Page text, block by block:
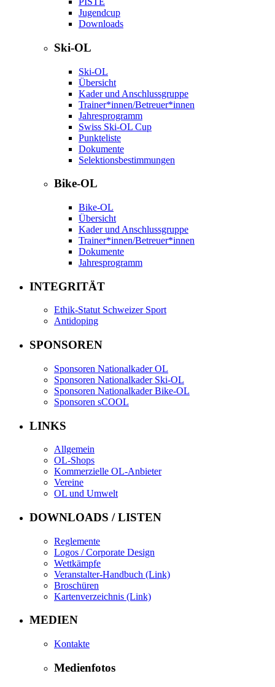
Jugendcup
Downloads
Ski-OL
Ski-OL
Übersicht
Kader und Anschlussgruppe
Trainer*innen/Betreuer*innen
Jahresprogramm
Swiss Ski-OL Cup
Punkteliste
Dokumente
Selektionsbestimmungen
Bike-OL
Bike-OL
Übersicht
Kader und Anschlussgruppe
Trainer*innen/Betreuer*innen
Dokumente
Jahresprogramm
INTEGRITÄT
Ethik-Statut Schweizer Sport
Antidoping
SPONSOREN
Sponsoren Nationalkader OL
Sponsoren Nationalkader Ski-OL
Sponsoren Nationalkader Bike-OL
Sponsoren sCOOL
LINKS
Allgemein
OL-Shops
Kommerzielle OL-Anbieter
Vereine
OL und Umwelt
DOWNLOADS / LISTEN
Reglemente
Logos / Corporate Design
Wettkämpfe
Veranstalter-Handbuch (Link)
Broschüren
Kartenverzeichnis (Link)
MEDIEN
Kontakte
Medienfotos